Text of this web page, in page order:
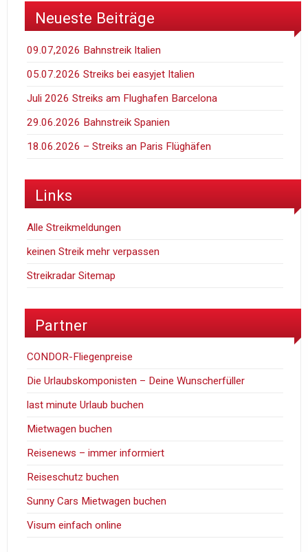
Neueste Beiträge
09.07,2026 Bahnstreik Italien
05.07.2026 Streiks bei easyjet Italien
Juli 2026 Streiks am Flughafen Barcelona
29.06.2026 Bahnstreik Spanien
18.06.2026 – Streiks an Paris Flüghäfen
Links
Alle Streikmeldungen
keinen Streik mehr verpassen
Streikradar Sitemap
Partner
CONDOR-Fliegenpreise
Die Urlaubskomponisten – Deine Wunscherfüller
last minute Urlaub buchen
Mietwagen buchen
Reisenews – immer informiert
Reiseschutz buchen
Sunny Cars Mietwagen buchen
Visum einfach online